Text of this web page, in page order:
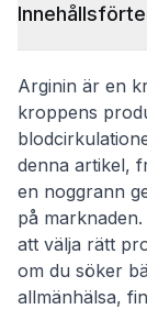
Arginin är en
kroppens
denna artikel,
en noggrann
på
att välja rätt
om du söker
allmänhälsa,